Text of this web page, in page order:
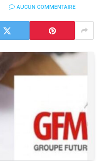
AUCUN COMMENTAIRE